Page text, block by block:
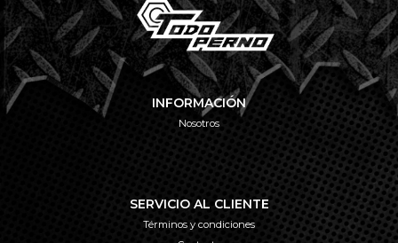
INFORMACIÓN
Nosotros
SERVICIO AL CLIENTE
Términos y condiciones